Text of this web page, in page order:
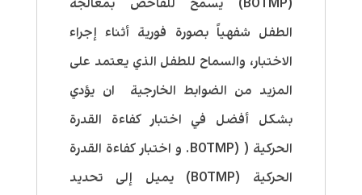
الطفل شفهياً بصورة فورية أثناء إجراء
الاختبار، والسماح للطفل الذي يعتمد على
المزيد من الضوابط الخارجية ان يؤدي
بشكل أفضل في اختبار كفاءة القدرة
الحركية ( (BOTMP. و اختبار كفاءة القدرة
الحركية (BOTMP) يميل إلى تحديد